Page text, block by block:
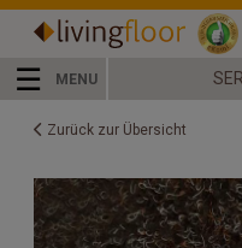
☰ MENU
Zurück zur Übersicht